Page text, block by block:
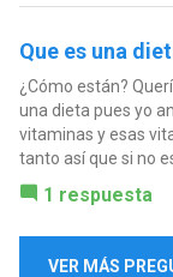
Que es una
¿Cómo están?
una dieta pues yo
vitaminas y esas
tanto así que si no
1 respuesta
VER MÁS